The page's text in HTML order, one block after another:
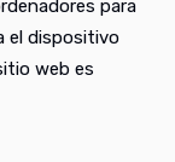
para
el dispositivo
web es